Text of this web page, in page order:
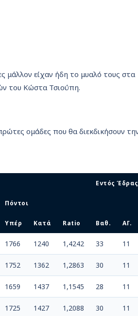
μάλλον είχαν ήδη το μυαλό τους στα
του Κώστα Τσιούπη.
ομάδες που θα διεκδικήσουν
Εντός Έδρας
Πόντοι
Υπέρ Κατά Ratio Βαθ. ΑΓ.
1766 1240 1,4242 33 11
1752 1362 1,2863 30 11
1659 1437 1,1545 28 11
1725 1427 1,2088 30 11